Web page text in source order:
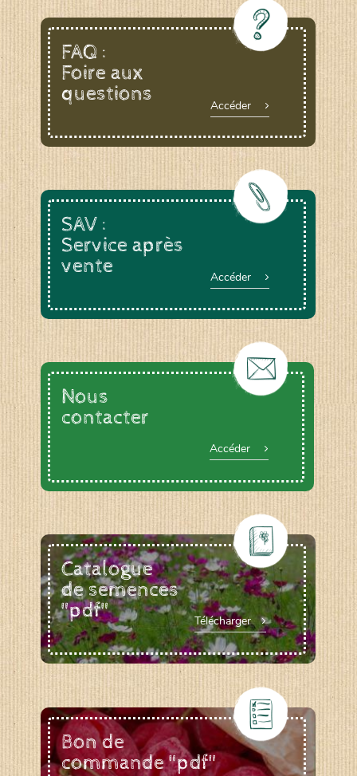
FAQ :
Foire aux
questions
Accéder
SAV :
Service après
vente
Accéder
Nous
contacter
Accéder
Catalogue
de semences
"pdf"
Télécharger
Bon de
commande "pdf"